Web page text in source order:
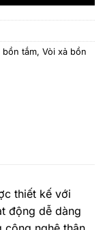
bồn tắm, Vòi xả bồn
thiết kế với
động dễ dàng